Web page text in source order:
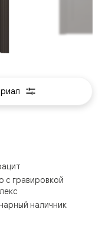
с гравировкой
наличник